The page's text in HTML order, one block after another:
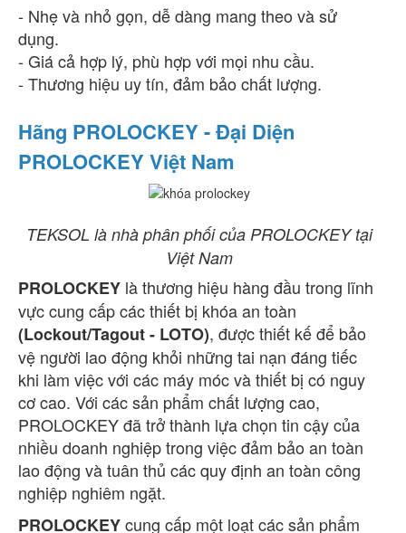
- Nhẹ và nhỏ gọn, dễ dàng mang theo và sử
dụng.
- Giá cả hợp lý, phù hợp với mọi nhu cầu.
- Thương hiệu uy tín, đảm bảo chất lượng.
Hãng PROLOCKEY - Đại Diện
PROLOCKEY Việt Nam
TEKSOL là nhà phân phối của PROLOCKEY tại
Việt Nam
PROLOCKEY là thương hiệu hàng đầu trong lĩnh
vực cung cấp các thiết bị khóa an toàn
(Lockout/Tagout - LOTO), được thiết kế để bảo
vệ người lao động khỏi những tai nạn đáng tiếc
khi làm việc với các máy móc và thiết bị có nguy
cơ cao. Với các sản phẩm chất lượng cao,
PROLOCKEY đã trở thành lựa chọn tin cậy của
nhiều doanh nghiệp trong việc đảm bảo an toàn
lao động và tuân thủ các quy định an toàn công
nghiệp nghiêm ngặt.
PROLOCKEYcung cấp một loạt các sản phẩm